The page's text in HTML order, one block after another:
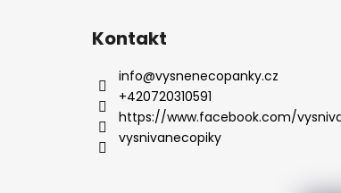
Kontakt
info@vysnenecopanky.cz
+420720310591
https://www.facebook.com/
vysnivanecopiky